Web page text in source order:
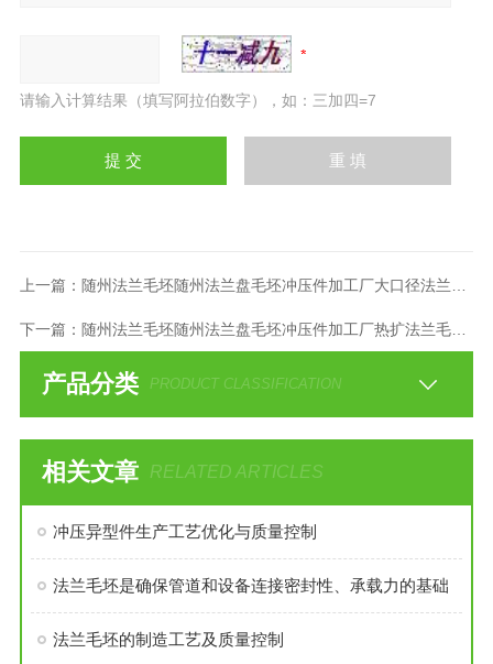
请输入计算结果（填写阿拉伯数字），如：三加四=7
上一篇： 随州法兰毛坯随州法兰盘毛坯冲压件加工厂大口径法兰毛坯
下一篇： 随州法兰毛坯随州法兰盘毛坯冲压件加工厂热扩法兰毛坯厂
产品分类 PRODUCT CLASSIFICATION
相关文章 RELATED ARTICLES
冲压异型件生产工艺优化与质量控制
法兰毛坯是确保管道和设备连接密封性、承载力的基础
法兰毛坯的制造工艺及质量控制